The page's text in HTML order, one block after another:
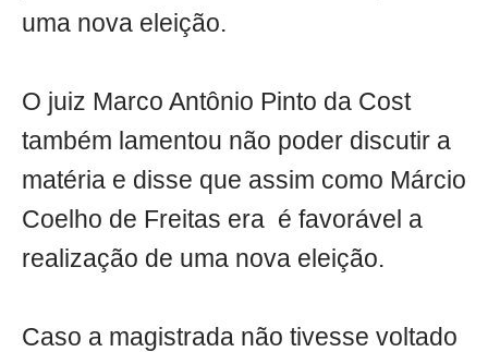
uma nova eleição.
O juiz Marco Antônio Pinto da Cost
também lamentou não poder discutir a
matéria e disse que assim como Márcio
Coelho de Freitas era é favorável a
realização de uma nova eleição.
Caso a magistrada não tivesse voltado